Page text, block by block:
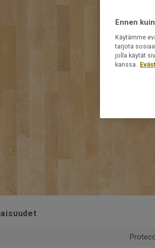
Ennen
Käytämme
tarjota
jolla käytät
kanssa.